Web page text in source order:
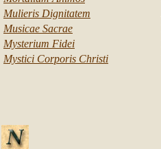
Mulieris Dignitatem
Musicae Sacrae
Mysterium Fidei
Mystici Corporis Christi